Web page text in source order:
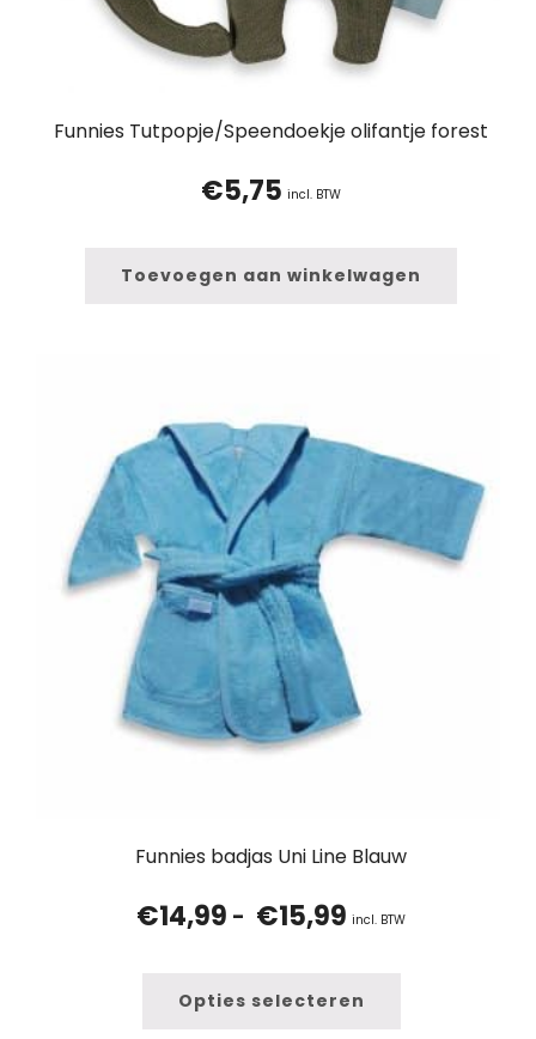
Funnies Tutpopje/Speendoekje olifantje forest
€5,75 incl. BTW
Toevoegen aan winkelwagen
Funnies badjas Uni Line Blauw
€14,99 - €15,99 Prijsklasse:
€14,99
incl. BTW
Opties selecteren